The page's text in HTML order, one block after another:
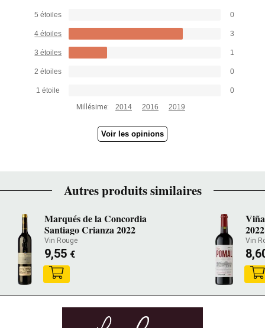
5 étoiles 0
4 étoiles 3
3 étoiles 1
2 étoiles 0
1 étoile
0
Millésime:
2014 2016 2019
Voir les opinions
Autres produits similaires
Marqués de la Concordia
Santiago Crianza 2022
Vin Rouge
9,55 €
2022
Vin